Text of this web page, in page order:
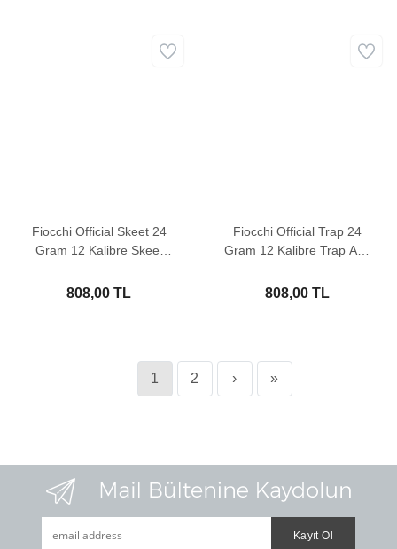
Fiocchi Official Skeet 24
Gram 12 Kalibre Skeet
808,00 TL
Fiocchi Official Trap 24
Gram 12 Kalibre Trap Atış
808,00 TL
1 2 › »